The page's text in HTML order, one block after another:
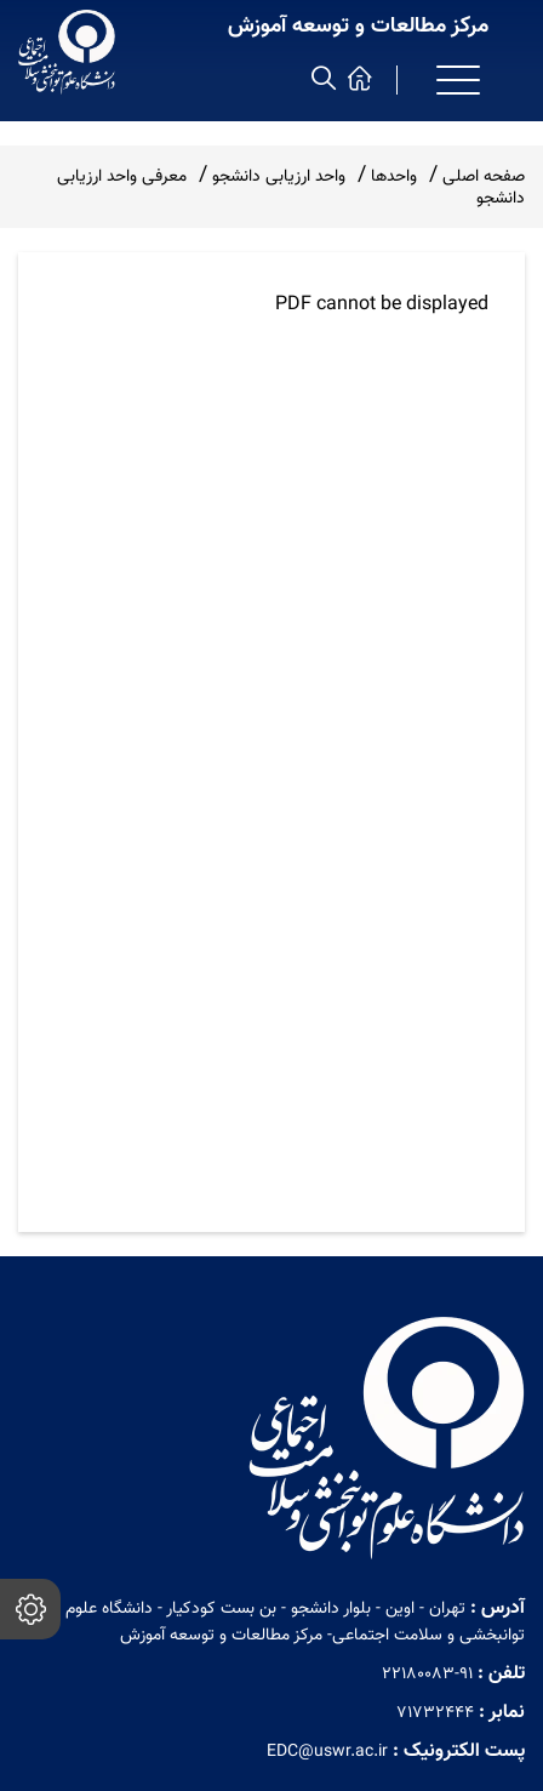
مرکز مطالعات و توسعه آموزش
صفحه اصلی واحدها واحد ارزیابی دانشجو
معرفی واحد ارزیابی
دانشجو
PDF cannot be displayed
آدرس : تهران - اوین - بلوار دانشجو - بن بست کودکیار - دانشگاه علوم
توانبخشی و سلامت اجتماعی- مرکز مطالعات و توسعه آموزش
تلفن : 22180083-91
نمابر : 71732444
پست الکترونیک : EDC@uswr.ac.ir